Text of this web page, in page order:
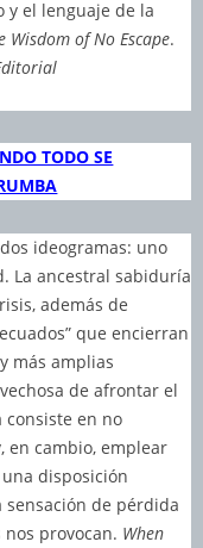
y el lenguaje de la
Wisdom of No Escape.
TODO SE
ideogramas: uno
La ancestral sabiduría
además de
que encierran
más amplias
de afrontar el
consiste en no
en cambio, emplear
disposición
sensación de pérdida
provocan. When